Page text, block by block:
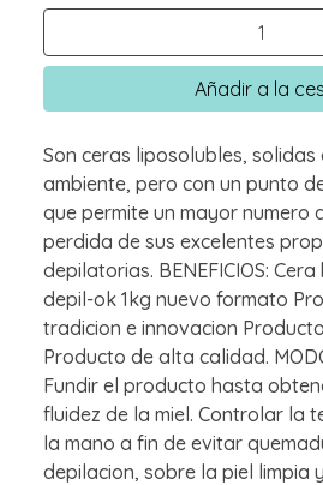
Añadir a la
Son ceras liposolubles,
ambiente, pero con un punto
que permite un mayor numero
perdida de sus excelentes
depilatorias. BENEFICIOS:
depil-ok 1kg nuevo formato
tradicion e innovacion
Producto de alta calidad.
Fundir el producto hasta
fluidez de la miel. Controlar la
la mano a fin de evitar
depilacion, sobre la piel limpia